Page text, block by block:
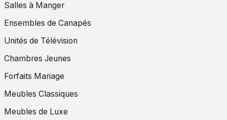
Salles à Manger
Ensembles de Canapés
Unités de Télévision
Chambres Jeunes
Forfaits Mariage
Meubles Classiques
Meubles de Luxe